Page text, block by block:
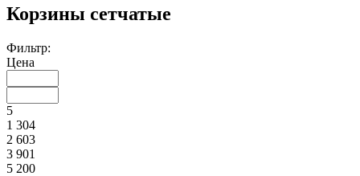
Корзины сетчатые
Фильтр:
Цена
5
1 304
2 603
3 901
5 200